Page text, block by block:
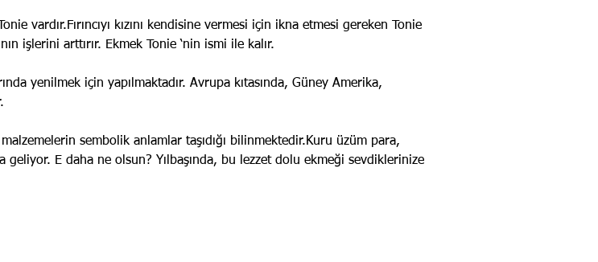
vardır.Fırıncıyı kızını kendisine vermesi için ikna etmesi gereken Tonie
işlerini arttırır. Ekmek Tonie ‘nin ismi ile kalır.
yenilmek için yapılmaktadır. Avrupa kıtasında, Güney Amerika,
sembolik anlamlar taşıdığı bilinmektedir.Kuru üzüm para,
E daha ne olsun? Yılbaşında, bu lezzet dolu ekmeği sevdiklerinize